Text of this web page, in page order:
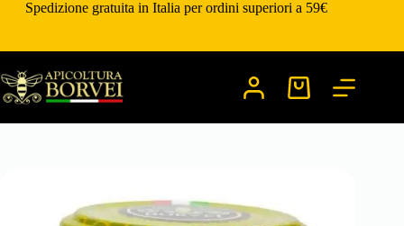
SaltaSpedizione gratuita in Italia per ordini superiori a 59€
Carrello